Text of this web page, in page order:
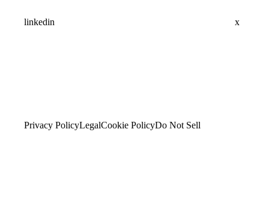
linkedin x
Privacy PolicyLegalCookie PolicyDo Not Sell